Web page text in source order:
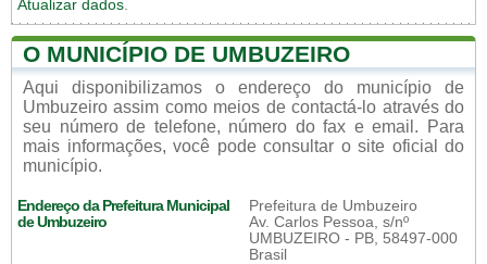
Atualizar dados.
O MUNICÍPIO DE UMBUZEIRO
Aqui disponibilizamos o endereço do município de
Umbuzeiro assim como meios de contactá-lo através do
seu número de telefone, número do fax e email. Para
mais informações, você pode consultar o site oficial do
município.
Endereço da Prefeitura Municipal
de Umbuzeiro
Prefeitura de Umbuzeiro
Av. Carlos Pessoa, s/nº
UMBUZEIRO - PB, 58497-000
Brasil